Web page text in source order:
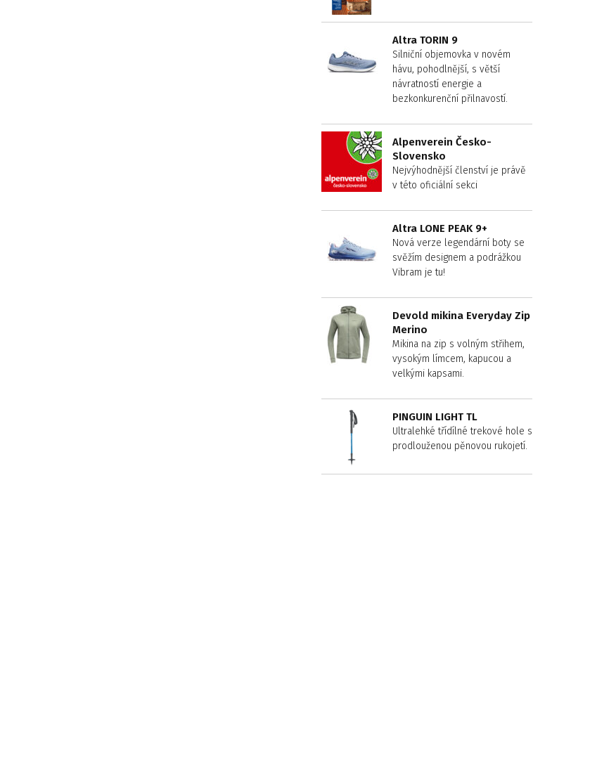
Altra TORIN 9
Silniční objemovka v novém
hávu, pohodlnější, s větší
návratností energie a
bezkonkurenční přilnavostí.
Alpenverein Česko-
Slovensko
Nejvýhodnější členství je právě
v této oficiální sekci
Altra LONE PEAK 9+
Nová verze legendární boty se
svěžím designem a podrážkou
Vibram je tu!
Devold mikina Everyday Zip
Merino
Mikina na zip s volným střihem,
vysokým límcem, kapucou a
velkými kapsami.
PINGUIN LIGHT TL
Ultralehké třídílné trekové hole s
prodlouženou pěnovou rukojetí.